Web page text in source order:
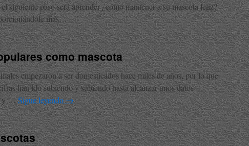
siguiente paso será aprender ¿cómo mantener a su mascota feliz?
más…
como mascota
empezaron a ser domesticados hace miles de años, por lo que
han ido subiendo y subiendo hasta alcanzar unos datos
y …Sigue leyendo→